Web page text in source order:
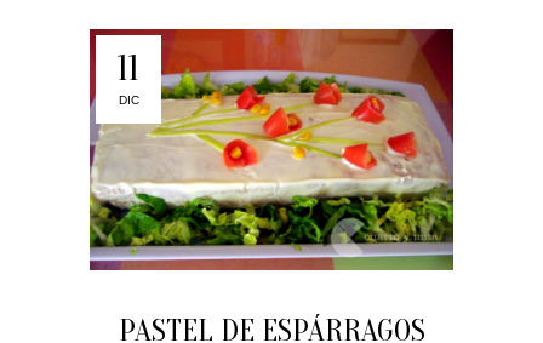
11
DIC
PASTEL DE ESPÁRRAGOS